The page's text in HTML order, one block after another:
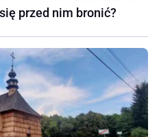
przed nim bronić?